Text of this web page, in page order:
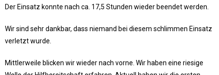
Der Einsatz konnte nach ca. 17,5 Stunden wieder beendet werden.
Wir sind sehr dankbar, dass niemand bei diesem schlimmen Einsatz
verletzt wurde.
Mittlerweile blicken wir wieder nach vorne. Wir haben eine riesige